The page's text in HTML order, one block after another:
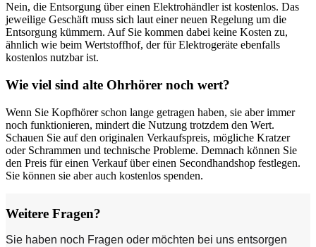
Nein, die Entsorgung über einen Elektrohändler ist kostenlos. Das
jeweilige Geschäft muss sich laut einer neuen Regelung um die
Entsorgung kümmern. Auf Sie kommen dabei keine Kosten zu,
ähnlich wie beim Wertstoffhof, der für Elektrogeräte ebenfalls
kostenlos nutzbar ist.
Wie viel sind alte Ohrhörer noch wert?
Wenn Sie Kopfhörer schon lange getragen haben, sie aber immer
noch funktionieren, mindert die Nutzung trotzdem den Wert.
Schauen Sie auf den originalen Verkaufspreis, mögliche Kratzer
oder Schrammen und technische Probleme. Demnach können Sie
den Preis für einen Verkauf über einen Secondhandshop festlegen.
Sie können sie aber auch kostenlos spenden.
Weitere Fragen?
Sie haben noch Fragen oder möchten bei uns entsorgen